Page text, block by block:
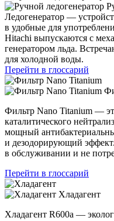
Ледогенератор —
в удобные для
Hitachi выпускаются с
генератором льда.
для холодной воды.
Перейти в глоссарий
Фильтр Nano Titanium —
каталитического
мощный
и дезодорирующий
в обслуживании и не
Перейти в глоссарий
Хладагент
Хладагент R600a —